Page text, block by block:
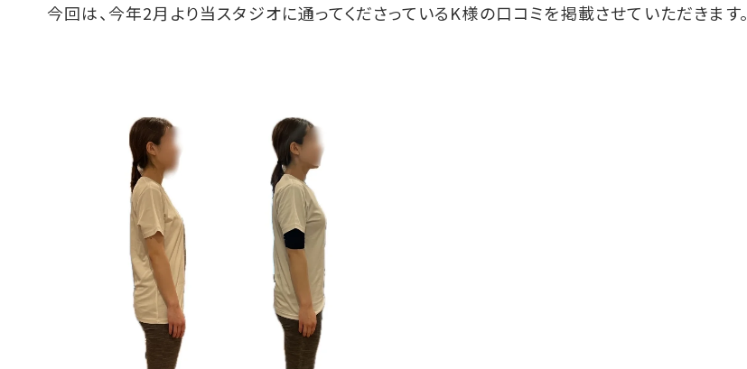
今回は、今年2月より当スタジオに通ってくださっているK様の口コミを掲載させていただきます。